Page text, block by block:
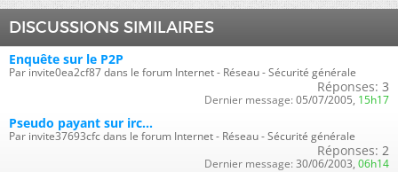
DISCUSSIONS SIMILAIRES
Enquête sur le P2P
Par invite0ea2cf87 dans le forum Internet - Réseau - Sécurité générale
Réponses: 3
Dernier message: 05/07/2005, 15h17
Pseudo payant sur irc...
Par invite37693cfc dans le forum Internet - Réseau - Sécurité générale
Réponses: 2
Dernier message: 30/06/2003, 06h14